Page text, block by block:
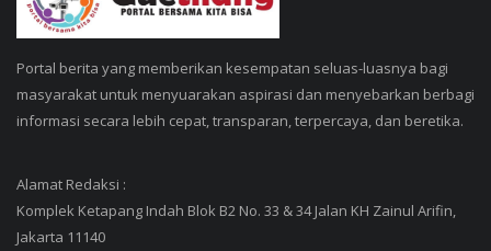
Portal berita yang memberikan kesempatan seluas-luasnya bagi
masyarakat untuk menyuarakan aspirasi dan menyebarkan berbagi
informasi secara lebih cepat, transparan, terpercaya, dan beretika.
Alamat Redaksi :
Komplek Ketapang Indah Blok B2 No. 33 & 34 Jalan KH Zainul Arifin,
Jakarta 11140